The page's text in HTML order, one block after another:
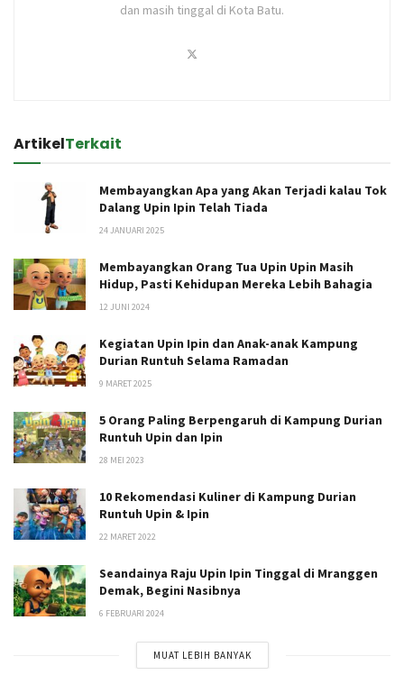
dan masih tinggal di Kota Batu.
ArtikelTerkait
Membayangkan Apa yang Akan Terjadi kalau Tok
Dalang Upin Ipin Telah Tiada
24 JANUARI 2025
Membayangkan Orang Tua Upin Upin Masih
Hidup, Pasti Kehidupan Mereka Lebih Bahagia
12 JUNI 2024
Kegiatan Upin Ipin dan Anak-anak Kampung
Durian Runtuh Selama Ramadan
9 MARET 2025
5 Orang Paling Berpengaruh di Kampung Durian
Runtuh Upin dan Ipin
28 MEI 2023
10 Rekomendasi Kuliner di Kampung Durian
Runtuh Upin & Ipin
22 MARET 2022
Seandainya Raju Upin Ipin Tinggal di Mranggen
Demak, Begini Nasibnya
6 FEBRUARI 2024
MUAT LEBIH BANYAK